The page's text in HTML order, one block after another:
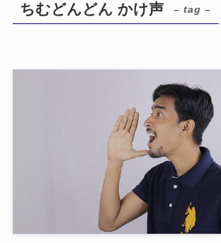
ちむどんどん かけ声 – tag –